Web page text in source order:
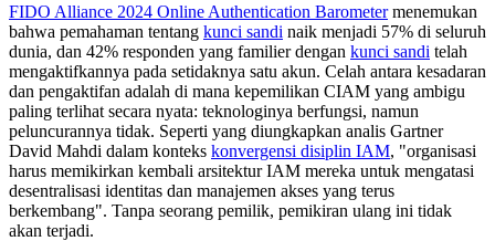
FIDO Alliance 2024 Online Authentication Barometermenemukan
bahwa pemahaman tentang kunci sandi naik menjadi 57% di seluruh
dunia, dan 42% responden yang familier dengan kunci sandi telah
mengaktifkannya pada setidaknya satu akun. Celah antara kesadaran
dan pengaktifan adalah di mana kepemilikan CIAM yang ambigu
paling terlihat secara nyata: teknologinya berfungsi, namun
peluncurannya tidak. Seperti yang diungkapkan analis Gartner
David Mahdi dalam konteks konvergensi disiplin IAM, "organisasi
harus memikirkan kembali arsitektur IAM mereka untuk mengatasi
desentralisasi identitas dan manajemen akses yang terus
berkembang". Tanpa seorang pemilik, pemikiran ulang ini tidak
akan terjadi.